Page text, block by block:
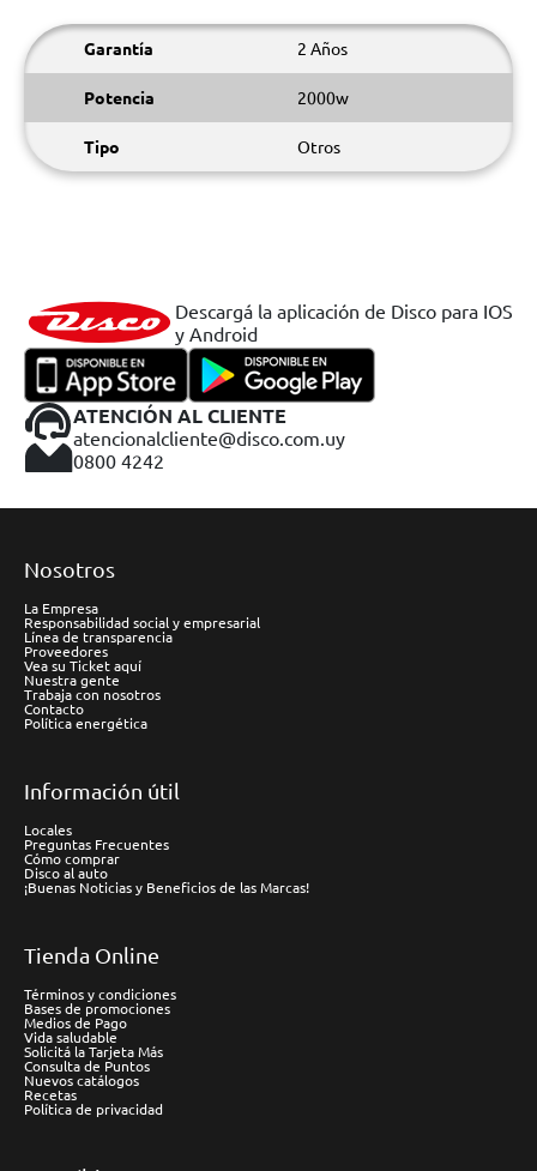
Garantía 2 Años
Potencia 2000w
Tipo Otros
Descargá la aplicación de Disco para IOS
y Android
ATENCIÓN AL CLIENTE
atencionalcliente@disco.com.uy
0800 4242
Nosotros
La Empresa
Responsabilidad social y empresarial
Línea de transparencia
Proveedores
Vea su Ticket aquí
Nuestra gente
Trabaja con nosotros
Contacto
Política energética
Información útil
Locales
Preguntas Frecuentes
Cómo comprar
Disco al auto
¡Buenas Noticias y Beneficios de las Marcas!
Tienda Online
Términos y condiciones
Bases de promociones
Medios de Pago
Vida saludable
Solicitá la Tarjeta Más
Consulta de Puntos
Nuevos catálogos
Recetas
Política de privacidad